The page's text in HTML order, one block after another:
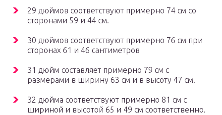
29 дюймов соответствуют примерно 74 см со
сторонами 59 и 44 см.
30 дюймов соответствуют примерно 76 см при
сторонах 61 и 46 сантиметров
31 дюйм составляет примерно 79 см с
размерами в ширину 63 см и в высоту 47 см.
32 дюйма соответствуют примерно 81 см с
шириной и высотой 65 и 49 см соответственно.